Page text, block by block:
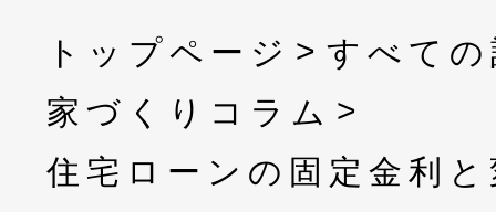
トップページ
すべて
家づくりコラム
住宅ローンの固定金利